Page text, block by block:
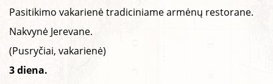
Pasitikimo vakarienė tradiciniame armėnų restorane.
Nakvynė Jerevane.
(Pusryčiai, vakarienė)
3 diena.